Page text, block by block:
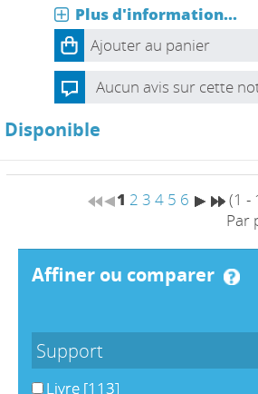
Plus d'information...
Ajouter au panier
Aucun avis sur cette
Disponible
1 2 3 4 5 6
(1 -
Par
affiner ou comparer
Support
Livre [113]